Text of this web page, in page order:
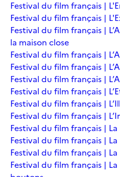
Festival du film français |
Festival du film français |
Festival du film français |
la maison close
Festival du film français |
Festival du film français |
Festival du film français |
Festival du film français |
Festival du film français |
Festival du film français |
Festival du film français |
Festival du film français |
Festival du film français | La
Festival du film français |